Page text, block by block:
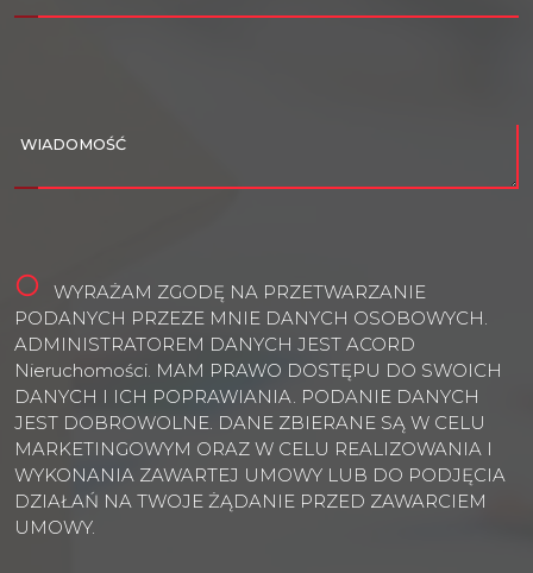
WIADOMOŚĆ
WYRAŻAM ZGODĘ NA PRZETWARZANIE
PODANYCH PRZEZE MNIE DANYCH OSOBOWYCH.
ADMINISTRATOREM DANYCH JEST ACORD
Nieruchomości. MAM PRAWO DOSTĘPU DO SWOICH
DANYCH I ICH POPRAWIANIA. PODANIE DANYCH
JEST DOBROWOLNE. DANE ZBIERANE SĄ W CELU
MARKETINGOWYM ORAZ W CELU REALIZOWANIA I
WYKONANIA ZAWARTEJ UMOWY LUB DO PODJĘCIA
DZIAŁAŃ NA TWOJE ŻĄDANIE PRZED ZAWARCIEM
UMOWY.